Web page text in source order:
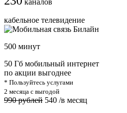
каналов
кабельное телевидение
500 минут
50 Гб мобильный интернет
по акции выгоднее
* Пользуйтесь услугами
2 месяца с выгодой
990 рублей 540 /в месяц